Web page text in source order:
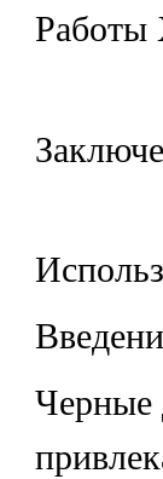
Работы
Черные